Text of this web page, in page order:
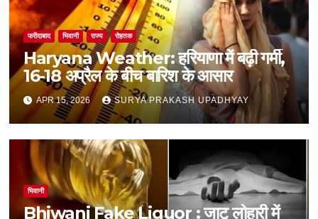
फरीदाबाद भिवानी राज्य रोहतक
Haryana Weather: हरियाणा में बढ़ी गर्मी,
16-18 अप्रैल के बीच बारिश के आसार
APR 15, 2026 SURYA PRAKASH UPADHYAY
भिवानी
Bhiwani Fake Liquor : जाटू लोहारी में